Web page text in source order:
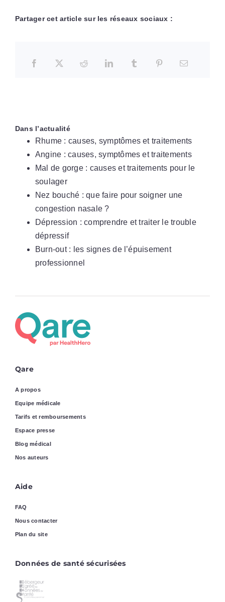
Partager cet article sur les réseaux sociaux :
Dans l’actualité
Rhume : causes, symptômes et traitements
Angine : causes, symptômes et traitements
Mal de gorge : causes et traitements pour le
soulager
Nez bouché : que faire pour soigner une
congestion nasale ?
Dépression : comprendre et traiter le trouble
dépressif
Burn-out : les signes de l’épuisement
professionnel
Qare
A propos
Equipe médicale
Tarifs et remboursements
Espace presse
Blog médical
Nos auteurs
Aide
FAQ
Nous contacter
Plan du site
Données de santé sécurisées